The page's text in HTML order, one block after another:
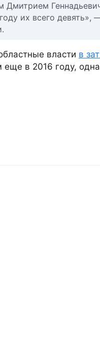
Дмитрием
их всего
власти в
в 2016 году,